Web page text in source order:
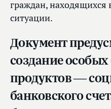
граждан,
ситуации.
Документ
создание
продуктов —
банковского